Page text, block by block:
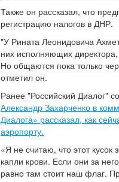
Также он рассказал, что
регистрацию налогов в ДНР.
"У Рината Леонидовича
них исполняющих
Но общаются пока только
отметил он.
Ранее "Российский Диалог"
Александр Захарченко в
Диалога» рассказал, как
аэропорту.
«Я не считаю, что этот кусок
капли крови. Если они за
равно там стоит наш флаг.